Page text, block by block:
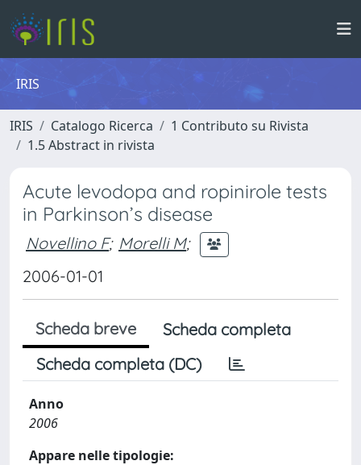
IRIS
IRIS Catalogo Ricerca
1 Contributo su Rivista
1.5 Abstract in rivista
Acute levodopa and ropinirole tests
in Parkinson’s disease
Novellino F; Morelli M;
2006-01-01
Scheda breve
Scheda completa
Scheda completa (DC)
Anno
2006
Appare nelle tipologie: